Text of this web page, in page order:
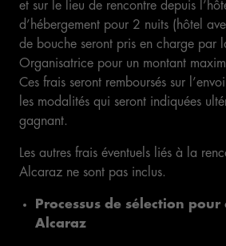
et sur le lieu de rencontre depuis
d’hébergement pour 2 nuits (hôtel
de bouche seront pris en charge par
Organisatrice pour un montant
Ces frais seront remboursés sur
les modalités qui seront indiquées
gagnant.
Les autres frais éventuels liés à la
Alcaraz ne sont pas inclus.
Processus de sélection
Alcaraz